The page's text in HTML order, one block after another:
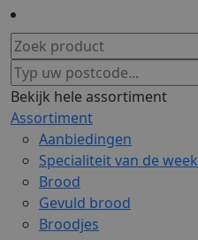
Bekijk hele assortiment
Assortiment
Aanbiedingen
Specialiteit van de week
Brood
Gevuld brood
Broodjes